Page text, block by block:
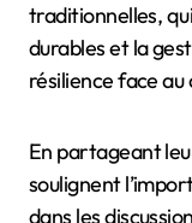
traditionnelles,
durables et la
résilience face
En partageant
soulignent
dans les